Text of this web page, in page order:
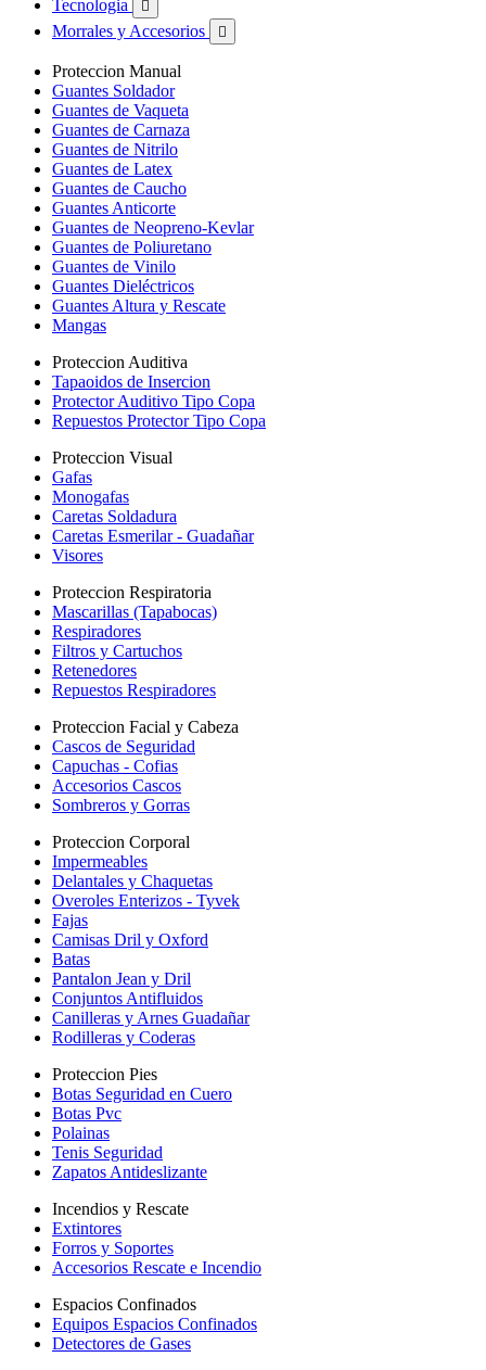
Tecnologia 
Morrales y Accesorios 
Proteccion Manual
Guantes Soldador
Guantes de Vaqueta
Guantes de Carnaza
Guantes de Nitrilo
Guantes de Latex
Guantes de Caucho
Guantes Anticorte
Guantes de Neopreno-Kevlar
Guantes de Poliuretano
Guantes de Vinilo
Guantes Dieléctricos
Guantes Altura y Rescate
Mangas
Proteccion Auditiva
Tapaoidos de Insercion
Protector Auditivo Tipo Copa
Repuestos Protector Tipo Copa
Proteccion Visual
Gafas
Monogafas
Caretas Soldadura
Caretas Esmerilar - Guadañar
Visores
Proteccion Respiratoria
Mascarillas (Tapabocas)
Respiradores
Filtros y Cartuchos
Retenedores
Repuestos Respiradores
Proteccion Facial y Cabeza
Cascos de Seguridad
Capuchas - Cofias
Accesorios Cascos
Sombreros y Gorras
Proteccion Corporal
Impermeables
Delantales y Chaquetas
Overoles Enterizos - Tyvek
Fajas
Camisas Dril y Oxford
Batas
Pantalon Jean y Dril
Conjuntos Antifluidos
Canilleras y Arnes Guadañar
Rodilleras y Coderas
Proteccion Pies
Botas Seguridad en Cuero
Botas Pvc
Polainas
Tenis Seguridad
Zapatos Antideslizante
Incendios y Rescate
Extintores
Forros y Soportes
Accesorios Rescate e Incendio
Espacios Confinados
Equipos Espacios Confinados
Detectores de Gases